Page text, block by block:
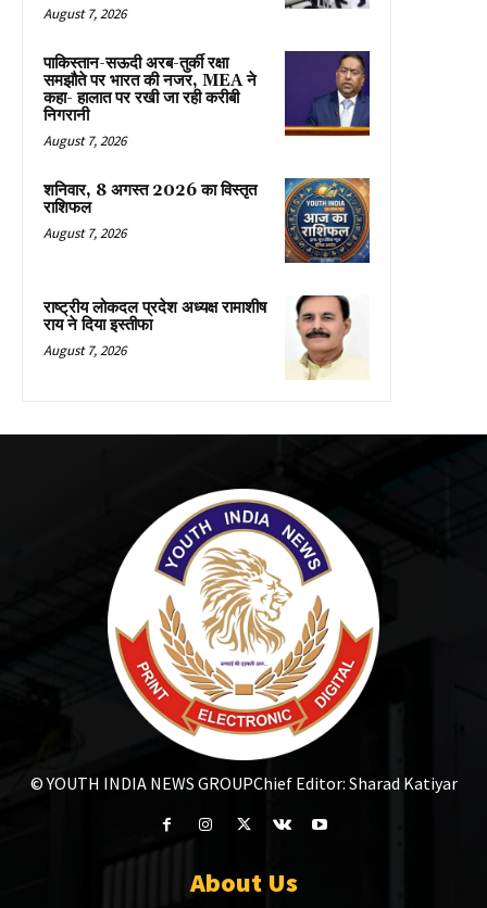
August 7, 2026
पाकिस्तान-सऊदी अरब-तुर्की रक्षा
समझौते पर भारत की नजर, MEA ने
कहा- हालात पर रखी जा रही करीबी
निगरानी
August 7, 2026
शनिवार, 8 अगस्त 2026 का विस्तृत
राशिफल
August 7, 2026
राष्ट्रीय लोकदल प्रदेश अध्यक्ष रामाशीष
राय ने दिया इस्तीफा
August 7, 2026
© YOUTH INDIA NEWS GROUPChief Editor: Sharad Katiyar
About Us